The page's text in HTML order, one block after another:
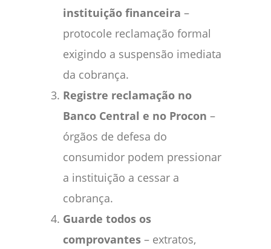
instituição financeira –
protocole reclamação formal
exigindo a suspensão imediata
da cobrança.
Registre reclamação no
Banco Central e no Procon –
órgãos de defesa do
consumidor podem pressionar
a instituição a cessar a
cobrança.
Guarde todos os
comprovantes – extratos,